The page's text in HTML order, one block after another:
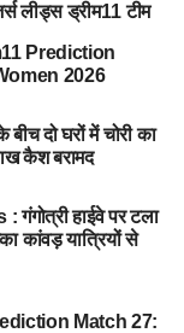
संस्थान में रह रहे
की तरह विकसित
जीवन और सामाजिक
है। यहां आंगनबाड़ी
महिलाओं और
उपलब्ध कराना
हिस्सा महसूस कर
लीड्स ड्रीम11 टीम
Prediction
2026
दो घरों में चोरी का
कैश बरामद
हाईवे पर टला
कांवड़ यात्रियों से
Match 27: